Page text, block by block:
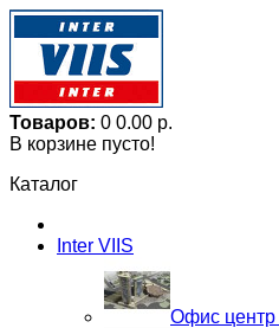
Товаров: 0 0.00 р.
В корзине пусто!
Каталог
Inter VIIS
Офис центр